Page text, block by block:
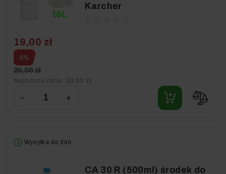
Karcher
19,00 zł
-5%
20,00 zł
Najniższa cena: 20,00 zł
− +
Wysyłka do 24h
CA 30 R (500ml) środek do